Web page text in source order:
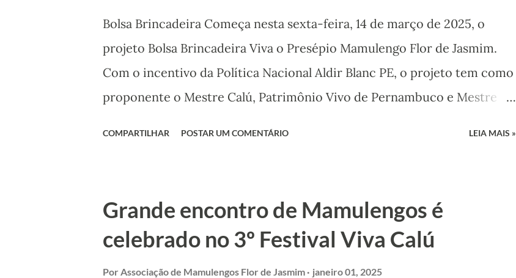
edição. A expectativa é reunir cerca de 500 pessoas na Praça da
Lotérica, que vão prestigiar diversos grupos de cultura popular. A festa
começa às 17h, com os emboladores de coco Caitano da Ingazeira
(Timbaúba) e Delegado (Vicência). Na sequência, Mestr...
Bolsa Brincadeira Começa nesta sexta-feira, 14 de março de 2025, o
projeto Bolsa Brincadeira Viva o Presépio Mamulengo Flor de Jasmim.
Com o incentivo da Política Nacional Aldir Blanc PE, o projeto tem como
proponente o Mestre Calú, Patrimônio Vivo de Pernambuco e Mestre
Mestres do Mamulengo, como o próprio Mestre Calú e os Mestres João
Galego, Vitalino, Miro, Bibiu e Beto. O diálogo tem como tema a História
do Mamulengo e vai percorrer a história de cada mestre
COMPARTILHAR POSTAR UM COMENTÁRIO LEIA MAIS »
Grande encontro de Mamulengos é
celebrado no 3º Festival Viva Calú
Por Associação de Mamulengos Flor de Jasmim janeiro 01, 2025